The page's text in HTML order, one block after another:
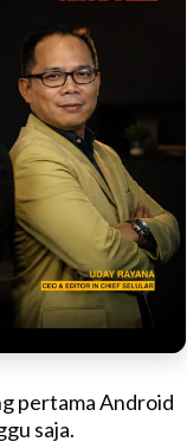
pertama Android
saja.